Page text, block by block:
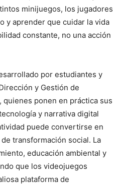
minijuegos, los jugadores
y aprender que cuidar la vida
constante, no una acción
por estudiantes y
y Gestión de
ponen en práctica sus
y narrativa digital
puede convertirse en
transformación social. La
educación ambiental y
que los videojuegos
plataforma de